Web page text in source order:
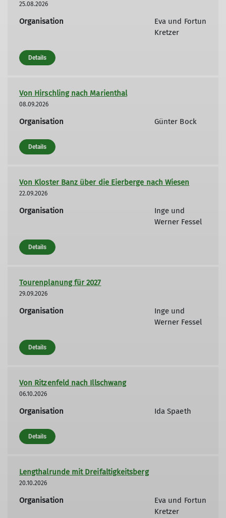
25.08.2026
Organisation
Eva und Fortun
Kretzer
Details
Von Hirschling nach Marienthal
08.09.2026
Organisation Günter Bock
Details
Von Kloster Banz über die Eierberge nach Wiesen
22.09.2026
Organisation
Inge und
Werner Fessel
Details
Tourenplanung für 2027
29.09.2026
Organisation
Inge und
Werner Fessel
Details
Von Ritzenfeld nach Illschwang
06.10.2026
Organisation Ida Spaeth
Details
Lengthalrunde mit Dreifaltigkeitsberg
20.10.2026
Organisation
Eva und Fortun
Kretzer